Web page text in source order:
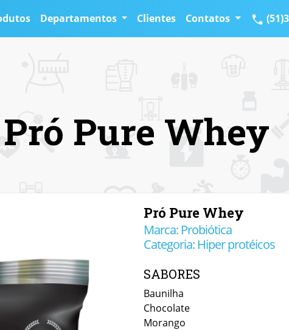
Departamentos Clientes Contatos
Pró Pure Whey
Pró Pure Whey
Marca: Probiótica
Categoria: Hiper protéicos
SABORES
Baunilha
Chocolate
Morango